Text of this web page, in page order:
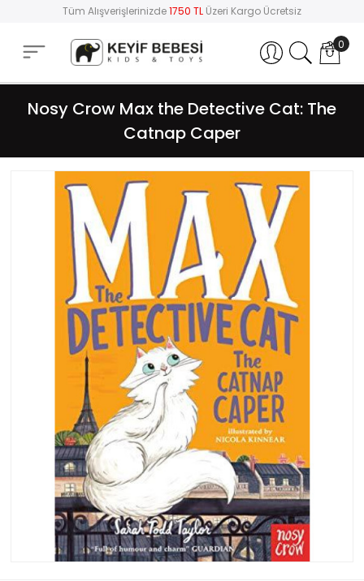
Tüm Alışverişlerinizde1750 TL Üzeri Kargo Ücretsiz
Hesabım 0
Nosy Crow Max the Detective Cat: The
Catnap Caper